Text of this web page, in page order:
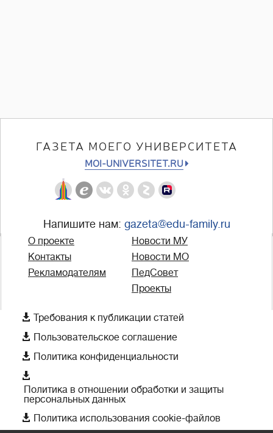
ГАЗЕТА МОЕГО УНИВЕРСИТЕТА
MOI-UNIVERSITET.RU
Напишите нам: gazeta@edu-family.ru
О проекте
Контакты
Рекламодателям
Новости МУ
Новости МО
ПедСовет
Проекты
 Требования к публикации статей
 Пользовательское соглашение
 Политика конфиденциальности

Политика в отношении обработки и защиты
персональных данных
 Политика использования cookie-файлов